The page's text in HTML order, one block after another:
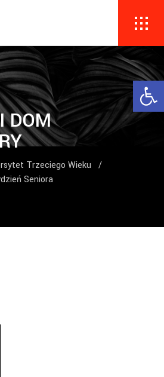
DOM
Trzeciego Wieku
/
Seniora